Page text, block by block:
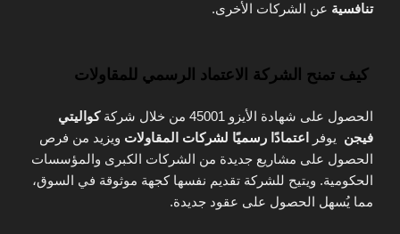
تنافسية عن الشركات الأخرى.
كيف تمنح الشركة الاعتماد الرسمي للمقاولات
الحصول على شهادة الأيزو 45001 من خلال شركة
كواليتي
فيجن يوفر اعتمادًا رسميًا لشركات المقاولات ويزيد من فرص
الحصول على مشاريع جديدة من الشركات الكبرى والمؤسسات
الحكومية. ويتيح للشركة تقديم نفسها كجهة موثوقة في السوق،
مما يُسهل الحصول على عقود جديدة.